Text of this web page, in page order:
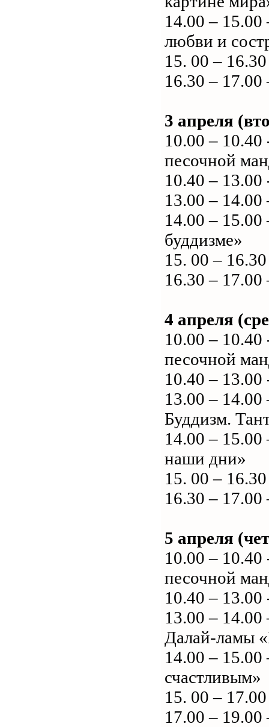
14.00 – 15.00
любви и
15. 00 –
16.30 – 17.00
3 апреля
10.00 –
песочной
10.40 –
13.00 –
14.00 –
буддизме»
15. 00 –
16.30 – 17.00
4 апреля
10.00 –
песочной
10.40 –
13.00 – 14.00
Буддизм.
14.00 – 15.00
наши дни»
15. 00 –
16.30 – 17.00
5 апреля
10.00 –
песочной
10.40 –
13.00 – 14.00
Далай-ламы
14.00 – 15.00
счастливым»
15. 00 –
17.00 –